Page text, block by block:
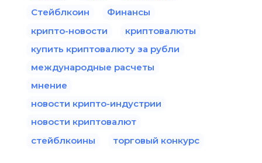
Стейблкоин
Финансы
крипто-новости
криптовалюты
купить криптовалюту за рубли
международные расчеты
мнение
новости крипто-индустрии
новости криптовалют
стейблкоины
торговый конкурс